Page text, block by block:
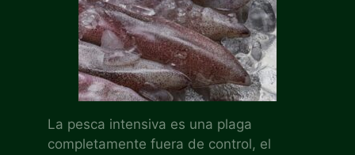
La pesca intensiva es una plaga
completamente fuera de control, el